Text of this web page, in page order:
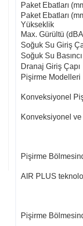
Paket Ebatları
Paket Ebatları
Yükseklik
Max. Gürültü
Soğuk Su Giriş
Soğuk Su Basıncı
Dranaj Giriş Çapı
Pişirme Modelleri
Konveksiyonel
Konveksiyonel
Pişirme
AIR PLUS
Pişirme